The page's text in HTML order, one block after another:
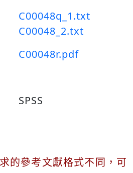
C00048q_1.txt
C00048_2.txt
C00048r.pdf
SPSS
的參考文獻格式不同，可